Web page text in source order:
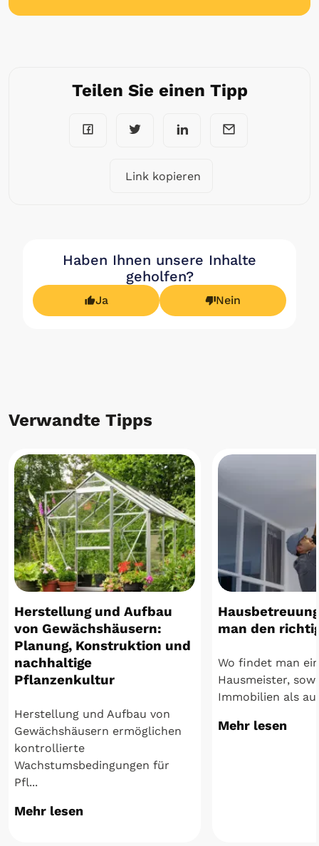
Teilen Sie einen Tipp
Link kopieren
Haben Ihnen unsere Inhalte
geholfen?
Ja Nein
Verwandte Tipps
Herstellung und Aufbau
von Gewächshäusern:
Planung, Konstruktion und
nachhaltige
Pflanzenkultur
Herstellung und Aufbau von
Gewächshäusern ermöglichen
kontrollierte
Wachstumsbedingungen für
Pfl...
Mehr lesen
man den
Wo findet man
Hausmeister,
Immobilien als
Mehr lesen